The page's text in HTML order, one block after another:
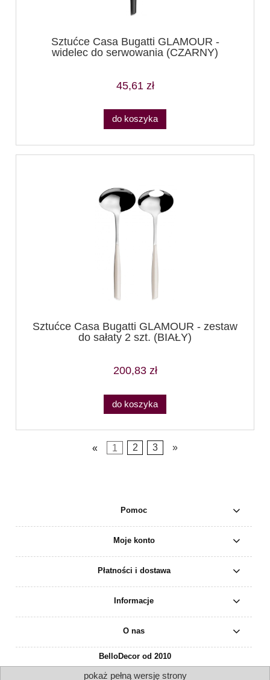
Sztućce Casa Bugatti GLAMOUR -
widelec do serwowania (CZARNY)
45,61 zł
do koszyka
Sztućce Casa Bugatti GLAMOUR - zestaw
do sałaty 2 szt. (BIAŁY)
200,83 zł
do koszyka
« 1 2 3 »
Pomoc
Moje konto
Płatności i dostawa
Informacje
O nas
BelloDecor od 2010
pokaż pełną wersję strony